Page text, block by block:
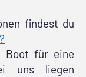
findest du
Boot für eine
uns liegen